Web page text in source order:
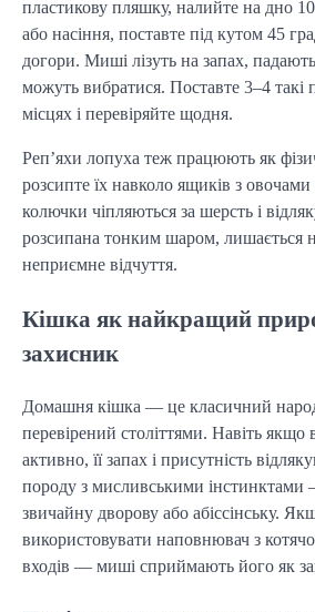
пластикову пляшку, налийте на дно
або насіння, поставте під кутом 45
догори. Миші лізуть на запах,
можуть вибратися. Поставте 3–4
місцях і перевіряйте щодня.
Реп’яхи лопуха теж працюють як
розсипте їх навколо ящиків з
колючки чіпляються за шерсть і
розсипана тонким шаром, лишається
неприємне відчуття.
Кішка як найкращий
захисник
Домашня кішка — це класичний
перевірений століттями. Навіть
активно, її запах і присутність
породу з мисливськими
звичайну дворову або абіссінську.
використовувати наповнювач з
входів — миші сприймають його як